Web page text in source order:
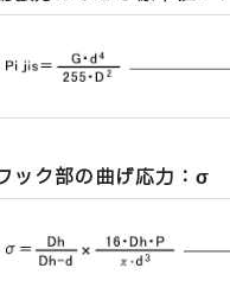
ック部の曲げ応力：σ